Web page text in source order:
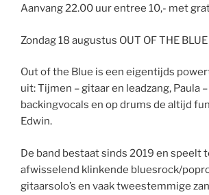
Aanvang 22.00 uur entree 10,- met
Zondag 18 augustus OUT OF THE BLUE
Out of the Blue is een eigentijds
uit: Tijmen – gitaar en leadzang, Paula
backingvocals en op drums de altijd
Edwin.
De band bestaat sinds 2019 en speelt
afwisselend klinkende bluesrock/
gitaarsolo’s en vaak tweestemmige